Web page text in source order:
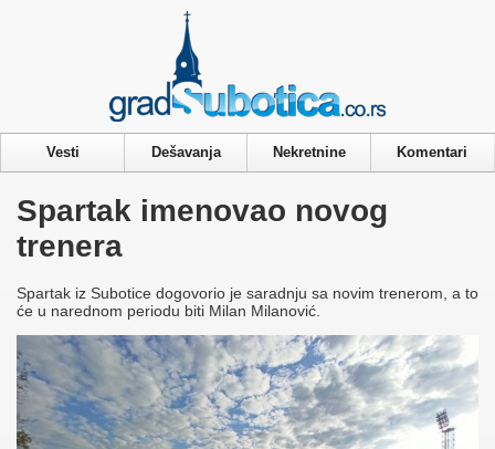
Vesti Dešavanja Nekretnine Komentari
Spartak imenovao novog
trenera
Spartak iz Subotice dogovorio je saradnju sa novim trenerom, a to
će u narednom periodu biti Milan Milanović.
Privacy & Cookies Policy